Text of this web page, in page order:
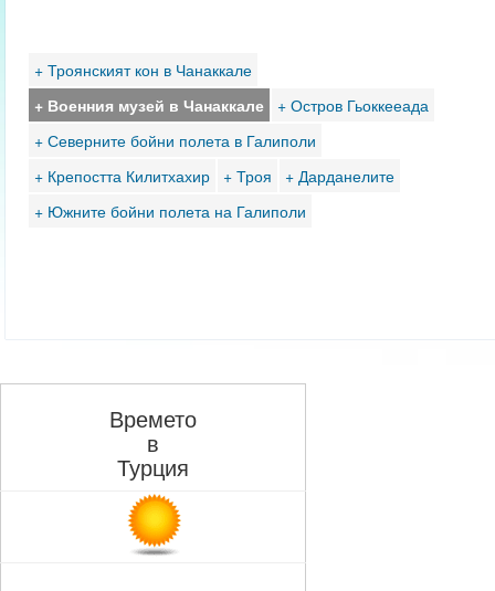
+ Троянският кон в Чанаккале
+ Военния музей в Чанаккале
+ Остров Гьоккееада
+ Северните бойни полета в Галиполи
+ Крепостта Килитхахир
+ Троя
+ Дарданелите
+ Южните бойни полета на Галиполи
Времето
в
Турция